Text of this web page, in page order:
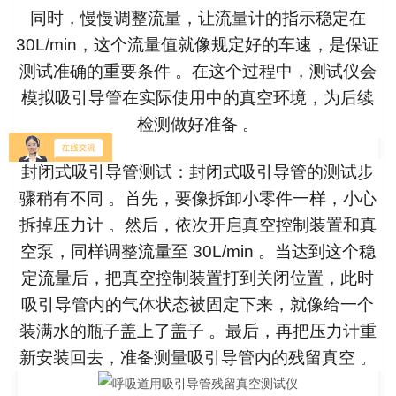
同时，慢慢调整流量，让流量计的指示稳定在
30L/min，这个流量值就像规定好的车速，是保证
测试准确的重要条件 。在这个过程中，测试仪会
模拟吸引导管在实际使用中的真空环境，为后续
检测做好准备 。
封闭式吸引导管测试 ：封闭式吸引导管的测试步
骤稍有不同 。首先，要像拆卸小零件一样，小心
拆掉压力计 。然后，依次开启真空控制装置和真
空泵，同样调整流量至 30L/min 。当达到这个稳
定流量后，把真空控制装置打到关闭位置，此时
吸引导管内的气体状态被固定下来，就像给一个
装满水的瓶子盖上了盖子 。最后，再把压力计重
新安装回去，准备测量吸引导管内的残留真空 。